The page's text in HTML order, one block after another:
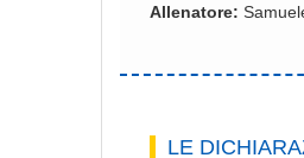
Allenatore:
LE